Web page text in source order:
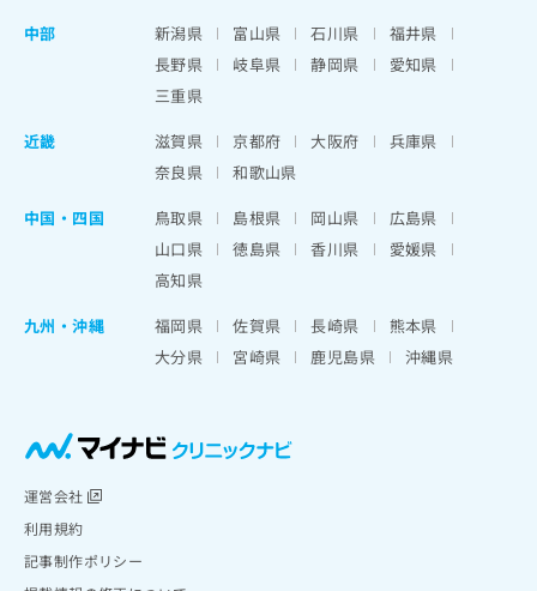
中部
新潟県 富山県 石川県
福井県
長野県
岐阜県 静岡県
愛知県
三重県
近畿
滋賀県 京都府 大阪府
兵庫県
奈良県
和歌山県
中国・四国
鳥取県 島根県 岡山県
広島県
山口県
徳島県 香川県
愛媛県
高知県
九州・沖縄
福岡県 佐賀県 長崎県
熊本県
大分県
宮崎県 鹿児島県 沖縄県
運営会社
利用規約
記事制作ポリシー